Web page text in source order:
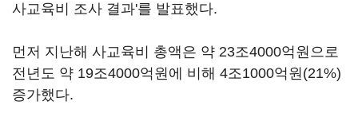
사교육비 조사 결과'를 발표했다.
먼저 지난해 사교육비 총액은 약 23조4000억원으로
전년도 약 19조4000억원에 비해 4조1000억원(21%)
증가했다.